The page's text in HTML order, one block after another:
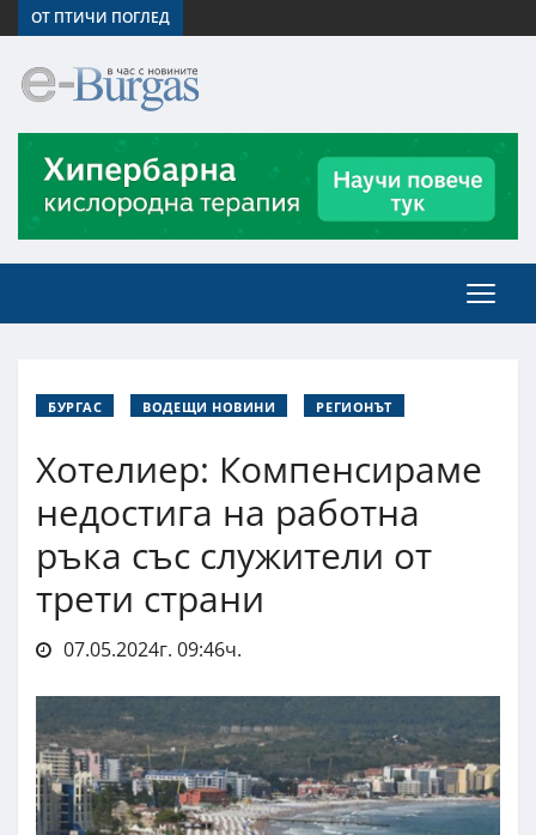
ОТ ПТИЧИ ПОГЛЕД
БУРГАС ВОДЕЩИ НОВИНИ РЕГИОНЪТ
Хотелиер: Компенсираме
недостига на работна
ръка със служители от
трети страни
07.05.2024г. 09:46ч.